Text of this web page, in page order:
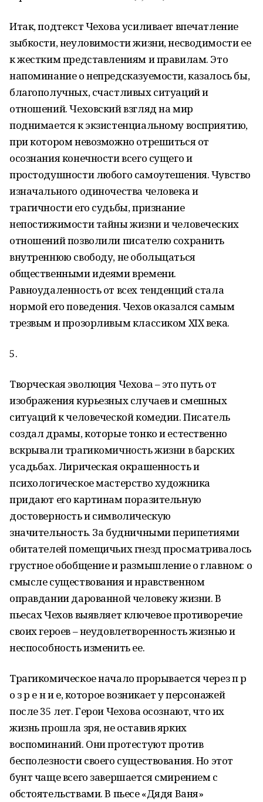
Итак, подтекст Чехова усиливает впечатление
зыбкости, неуловимости жизни, несводимости ее
к жестким представлениям и правилам. Это
напоминание о непредсказуемости, казалось бы,
благополучных, счастливых ситуаций и
отношений. Чеховский взгляд на мир
поднимается к экзистенциальному восприятию,
при котором невозможно отрешиться от
осознания конечности всего сущего и
простодушности любого самоутешения. Чувство
изначального одиночества человека и
трагичности его судьбы, признание
непостижимости тайны жизни и человеческих
отношений позволили писателю сохранить
внутреннюю свободу, не обольщаться
общественными идеями времени.
Равноудаленность от всех тенденций стала
нормой его поведения. Чехов оказался самым
трезвым и прозорливым классиком XIX века.
5.
Творческая эволюция Чехова – это путь от
изображения курьезных случаев и смешных
ситуаций к человеческой комедии. Писатель
создал драмы, которые тонко и естественно
вскрывали трагикомичность жизни в барских
усадьбах. Лирическая окрашенность и
психологическое мастерство художника
придают его картинам поразительную
достоверность и символическую
значительность. За будничными перипетиями
обитателей помещичьих гнезд просматривалось
грустное обобщение и размышление о главном: о
смысле существования и нравственном
оправдании дарованной человеку жизни. В
пьесах Чехов выявляет ключевое противоречие
своих героев – неудовлетворенность жизнью и
неспособность изменить ее.
Трагикомическое начало прорывается через п р
о з р е н и е, которое возникает у персонажей
после 35 лет. Герои Чехова осознают, что их
жизнь прошла зря, не оставив ярких
воспоминаний. Они протестуют против
бесполезности своего существования. Но этот
бунт чаще всего завершается смирением с
обстоятельствами. В пьесе «Дядя Ваня»